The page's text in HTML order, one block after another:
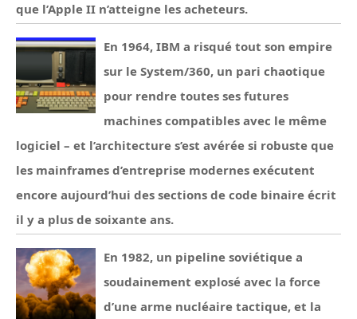
que l’Apple II n’atteigne les acheteurs.
En 1964, IBM a risqué tout son empire
sur le System/360, un pari chaotique
pour rendre toutes ses futures
machines compatibles avec le même
logiciel – et l’architecture s’est avérée si robuste que
les mainframes d’entreprise modernes exécutent
encore aujourd’hui des sections de code binaire écrit
il y a plus de soixante ans.
En 1982, un pipeline soviétique a
soudainement explosé avec la force
d’une arme nucléaire tactique, et la